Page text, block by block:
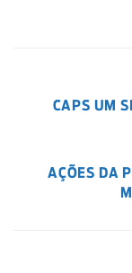
CAPS UM
AÇÕES DA